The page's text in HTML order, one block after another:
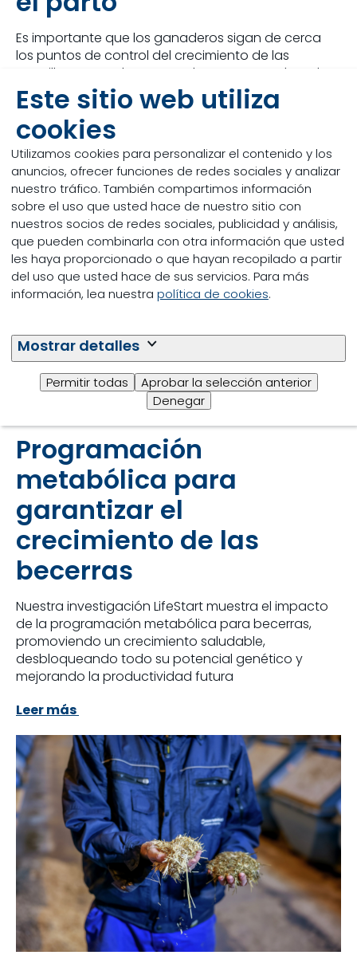
Este sitio web utiliza
cookies
Utilizamos cookies para personalizar el contenido y los
anuncios, ofrecer funciones de redes sociales y analizar
nuestro tráfico. También compartimos información
sobre el uso que usted hace de nuestro sitio con
nuestros socios de redes sociales, publicidad y análisis,
que pueden combinarla con otra información que usted
les haya proporcionado o que hayan recopilado a partir
del uso que usted hace de sus servicios. Para más
información, lea nuestra política de cookies.
Mostrar detalles
Permitir todas
Aprobar la selección anterior
Denegar
Es importante que los ganaderos sigan de cerca
los puntos de control del crecimiento de las
vaquillas, que se basan en el peso corporal maduro
de la raza. La capacidad de las vaquillas para
alcanzar estos hitos tendrá un impacto significativo
en la estructura de costes y la rentabilidad de la
granja.
Leer más
Programación
metabólica para
garantizar el
crecimiento de las
becerras
Nuestra investigación LifeStart muestra el impacto
de la programación metabólica para becerras,
promoviendo un crecimiento saludable,
desbloqueando todo su potencial genético y
mejorando la productividad futura
Leer más